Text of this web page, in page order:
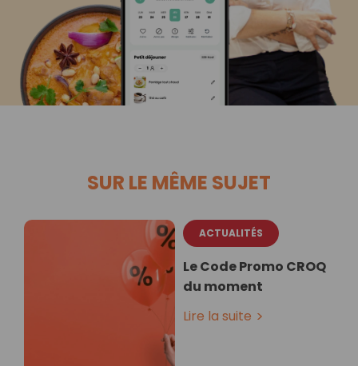
SUR LE MÊME SUJET
ACTUALITÉS
Le Code Promo CROQ
du moment
Lire la suite